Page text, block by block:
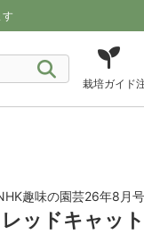
栽培ガイド
趣味の園芸26年8月
ッドキャッ